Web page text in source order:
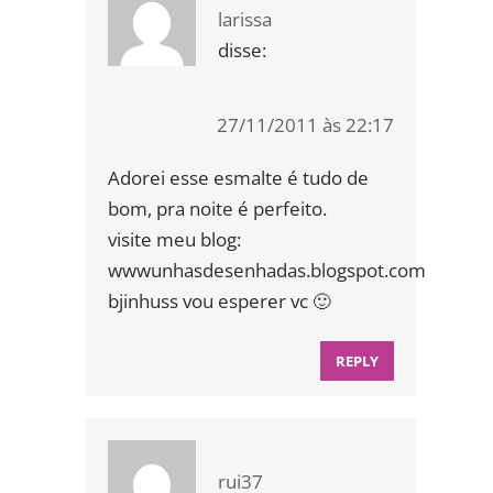
larissa
disse:
27/11/2011 às 22:17
Adorei esse esmalte é tudo de
bom, pra noite é perfeito.
visite meu blog:
wwwunhasdesenhadas.blogspot.com
bjinhuss vou esperer vc 🙂
REPLY
rui37